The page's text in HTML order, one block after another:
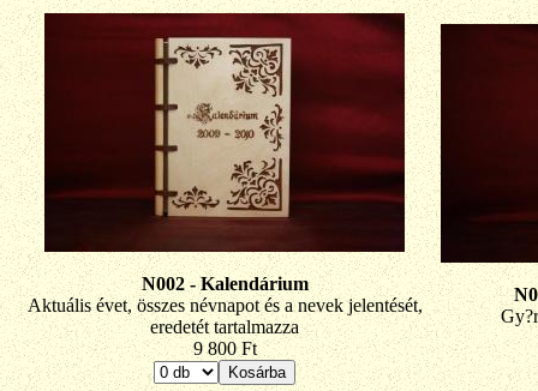
N002 - Kalendárium
Aktuális évet, összes névnapot és a nevek jelentését,
eredetét tartalmazza
9 800 Ft